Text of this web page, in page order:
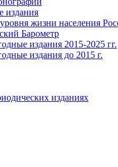
издания
жизни населения
Барометр
издания 2015-2025 гг.
издания до 2015 г.
изданиях